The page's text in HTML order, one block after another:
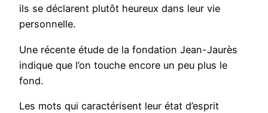
ils se déclarent plutôt heureux dans leur vie
personnelle.
Une récente étude de la fondation Jean-Jaurès
indique que l’on touche encore un peu plus le
fond.
Les mots qui caractérisent leur état d’esprit